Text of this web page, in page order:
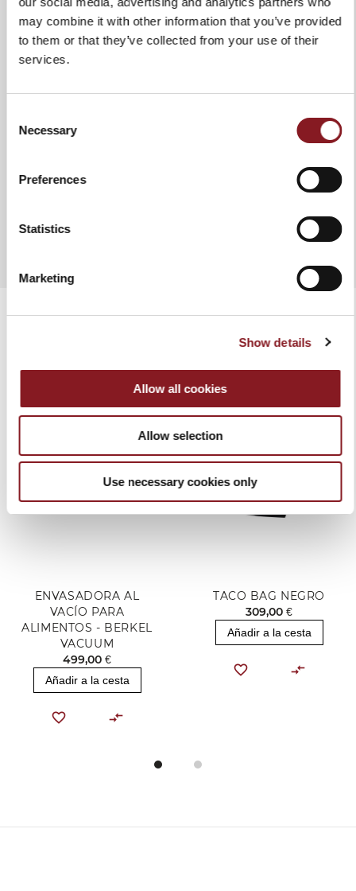
may combine it with other information that you’ve provided
to them or that they’ve collected from your use of their
services.
Selection
Necessary
Preferences
Statistics
Marketing
Show details
Allow all cookies
Allow selection
Use necessary cookies only
un lavado manual en agua
caliente para garantizar la
integridad del producto y una
PRODUCTOS RELACIONADOS
ENVASADORA AL
VACÍO PARA
ALIMENTOS - BERKEL
VACUUM
499,00 €
Añadir a la cesta
TACO BAG NEGRO
309,00 €
Añadir a la cesta